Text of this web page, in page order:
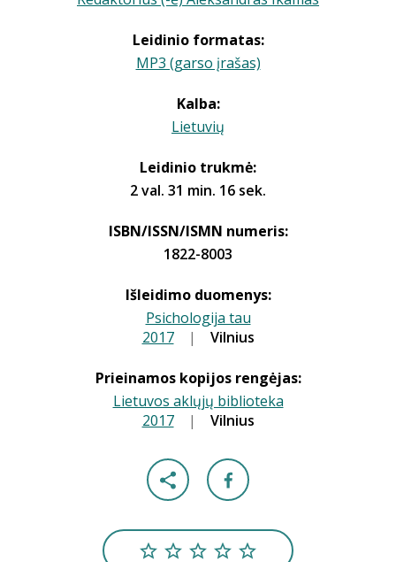
Leidinio formatas:
MP3 (garso įrašas)
Kalba:
Lietuvių
Leidinio trukmė:
2 val. 31 min. 16 sek.
ISBN/ISSN/ISMN numeris:
1822-8003
Išleidimo duomenys:
Psichologija tau
2017 | Vilnius
Prieinamos kopijos rengėjas:
Lietuvos aklųjų biblioteka
2017 | Vilnius